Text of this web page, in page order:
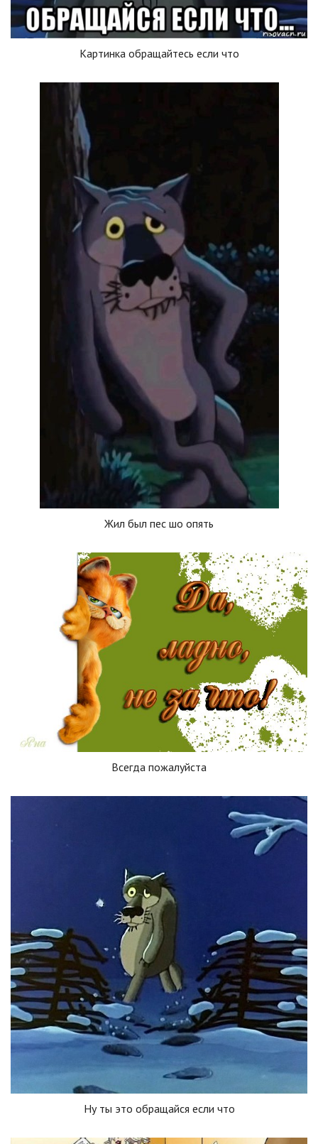
Картинка обращайтесь если что
Жил был пес шо опять
Всегда пожалуйста
Ну ты это обращайся если что